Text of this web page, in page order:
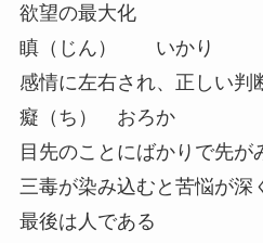
欲望の最大化
瞋（じん） いかり
感情に左右され、正しい判
癡（ち） おろか
目先のことにばかりで先が
三毒が染み込むと苦悩が深
最後は人である